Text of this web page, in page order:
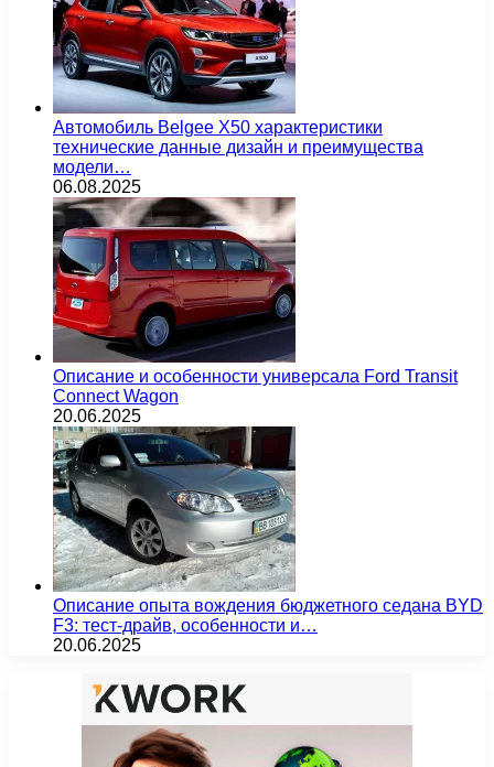
Автомобиль Belgee X50 характеристики
технические данные дизайн и преимущества
модели…
06.08.2025
Описание и особенности универсала Ford Transit
Connect Wagon
20.06.2025
Описание опыта вождения бюджетного седана BYD
F3: тест-драйв, особенности и…
20.06.2025